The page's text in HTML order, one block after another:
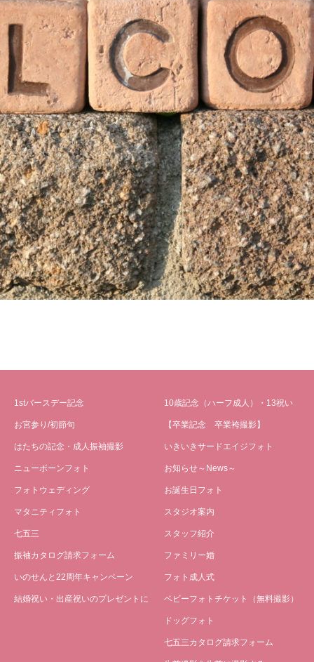
1stバースデー記念
お宮参り/初節句
はたちの記念・成人振袖撮影
ニューボーンフォト
フォトウェディング
マタニティフォト
七五三
振袖カタログ請求フォーム
いのせんと22周年キャンペーン
結婚祝い・出産祝いのプレゼントに
10歳記念（ハーフ成人）・13祝い
【卒業記念 卒業袴撮影】
いきいきサードエイジフォト
お知らせ～News～
お誕生日フォト
スタジオ案内
スタッフ紹介
ファミリー婚
フォト成人式
ベビーフォトチケット（無料撮影）
ドッグフォト
七五三カタログ請求フォーム